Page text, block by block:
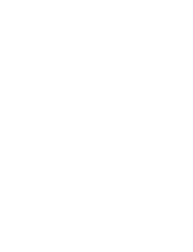
Múnich,
adoptiva